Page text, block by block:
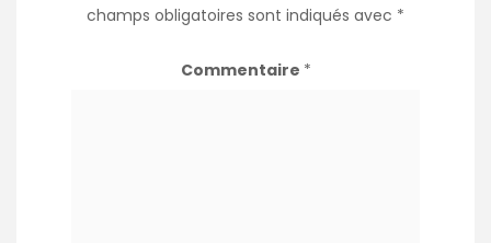
champs obligatoires sont indiqués avec *
Commentaire *